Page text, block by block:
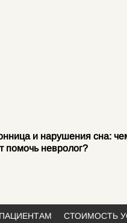
и нарушения сна:
помочь невролог?
ПАЦИЕНТАМ СТОИМОСТЬ